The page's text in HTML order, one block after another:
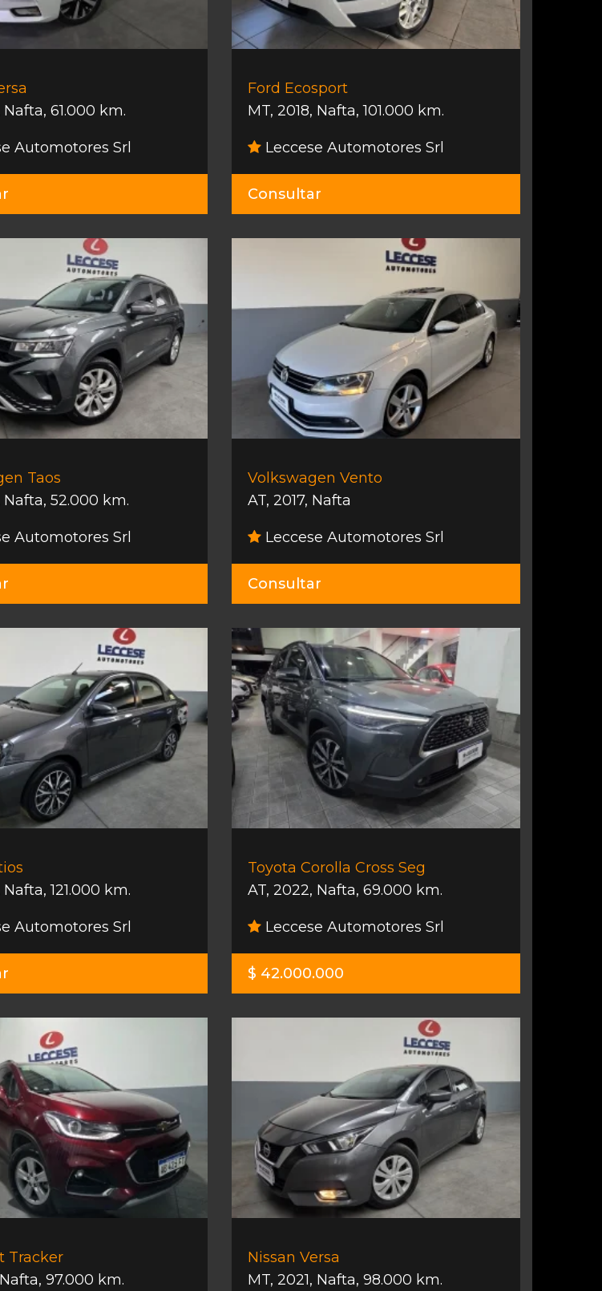
Nafta, 61.000 km.
Automotores Srl
Ford Ecosport
MT, 2018, Nafta,101.000 km.
Leccese Automotores Srl
Consultar
Taos
Nafta, 52.000 km.
Automotores Srl
Volkswagen Vento
AT, 2017, Nafta
Leccese Automotores Srl
Consultar
Nafta,121.000 km.
Automotores Srl
Toyota Corolla Cross Seg
AT, 2022, Nafta, 69.000 km.
Leccese Automotores Srl
$ 42.000.000
Tracker
Nafta, 97.000 km.
Nissan Versa
MT, 2021, Nafta, 98.000 km.